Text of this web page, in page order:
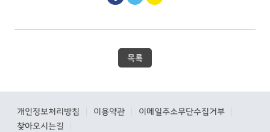
목록
개인정보처리방침 이용약관 이메일주소무단수집거부
찾아오시는길